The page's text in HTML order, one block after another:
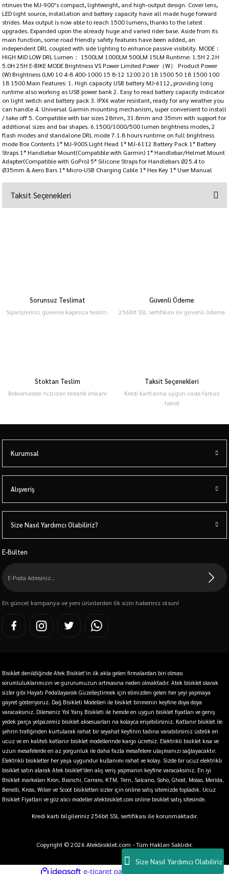
Size Nasıl Yardımcı Olabiliriz
ntinues the MJ-900’s compact, lightweight, and high-output design. Cover lens,
LED light source, installation and battery capacity have all made huge forward
strides. Max output is now able to reach 1500 lumens, thanks to the latest
upgrades. Expanded upon the already huge and varied rider base. Aside from its
main function, some road friendly safety features have been added, an
independent DRL coupled with side lighting to enhance passive visibility. MODE：
HIGH MID LOW DRL Lumen： 1500LM 1000LM 500LM 15LM Runtime: 1.5H 2.2H
5.0H 25H E-BIKE MODE Brightness VS Power Limited Power（W） Product Power
(W) Brightness (LM) 10 4-8 400-1000 15 8-12 1200 20 18 1500 50 18 1500 100
18 1500 Main Features: 1. High capacity USB battery MJ-6112, providing long
runtime also working as USB power bank 2. Easy to read battery capacity indicator
on light switch and battery pack 3. IPX6 water resistant, ready for any weather you
can handle 4. Universal Garmin mounting mechanism, super convenient to install
/ take off 5. Compatible with bar sizes 28mm, 31.8mm and 35mm with support for
additional sizes and bar shapes. 6.1500/1000/500 lumen brightness modes, 2
flash modes and standalone DRL mode 7.1.8 hours runtime on full brightness
mode Box Contents 1* MJ-900S Light Head 1* MJ-6112 Battery Pack 1* Battery
Straps 1* Handlebar Mount(Compatible with Garmin) 1* Handlebar/Helmet Mount
Adapter(Compatible with GoPro) 5* Silicone Straps for Handlebars Ø25.4 to
Ø35mm & Aero Bars 1* Micro-USB Charging Cable 1* Hex Key 1* User Manual
Taksit Seçenekleri
Sorunsuz Teslimat
Siparişleriniz güvenle kapınıza teslim.
Güvenli Ödeme
256Bit SSL sertifikası ile güvenli ödeme
Stoktan Teslim
Beklemeden hızlıdan tedarik imkanı
Taksit Seçenekleri
Kredi kartlarına uygun vade farksız
taksit
Kurumsal
Alışveriş
Size Nasıl Yardımcı Olabiliriz?
E-Bülten
En güncel kampanya ve yeni ürünlerden ilk sizin haberiniz olsun!
Bisiklet denildiğinde Atek Bisiklet'in ilk akla gelen firmalardan biri olması
sorumluluklarımızın ve gururumuzun artmasına neden olmaktadır. Atek bisiklet olarak
sizler gibi Hayatı Pedallayarak Güzelleştirmek için elimizden gelen her şeyi yapmaya
gayret gösteriyoruz. Dağ Bisikleti Modelleri ile bisiklet binmenin keyfine doya doya
varacaksınız. Dilerseniz Yol Yarış Bisikleti ile hemde en uygun bisiklet fiyatları ve geniş
yedek parça yelpazemiz bisiklet aksesuarları na kolayca erişebilirsiniz. Katlanır bisiklet ile
şehrin trafiğinden kurtularak rahat bir seyahat keyfinin tadına varabilirsiniz üstelik en
ucuz ve en kaliteli katlanır bisiklet modellerinde kargo ücretsiz. Elektrikli bisiklet kısa ve
uzun mesafelerde en az yorgunluk ile daha fazla mesafelere ulaşmanızı sağlayacaktır.
Elektrikli bisikletler her yaşa uygundur kullanımı rahat ve kolay. Sizde bir ucuz elektrikli
bisiklet satın alarak Atek bisiklet'den alış veriş yapmanın keyfine varacaksınız. En iyi
Bisiklet markaları Kron, Bianchi, Carraro, KTM, Tern, Salcano, Soho, Ghost, Mosso, Merida,
Benelli, Kross, Wilier ve Scoot bisikletleri sizler için online satış sitemizde topladık. Ucuz
Bisiklet Fiyatları ve göz alıcı modeller atekbisiklet.com online bisiklet satış sitesinde.
Kredi kartı bilgileriniz 256bit SSL sertifikası ile korunmaktadır.
Copyright © 2026 Atekbisiklet.com - Tüm Hakları Saklıdır.
ideasoft